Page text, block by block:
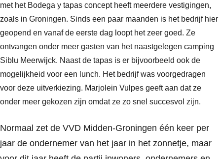
met het Bodega y tapas concept heeft meerdere vestigingen,
zoals in Groningen. Sinds een paar maanden is het bedrijf hier
geopend en vanaf de eerste dag loopt het zeer goed. Ze
ontvangen onder meer gasten van het naastgelegen camping
Siblu Meerwijck. Naast de tapas is er bijvoorbeeld ook de
mogelijkheid voor een lunch. Het bedrijf was voorgedragen
voor deze uitverkiezing. Marjolein Vulpes geeft aan dat ze
onder meer gekozen zijn omdat ze zo snel succesvol zijn.
Normaal zet de VVD Midden-Groningen één keer per
jaar de ondernemer van het jaar in het zonnetje, maar